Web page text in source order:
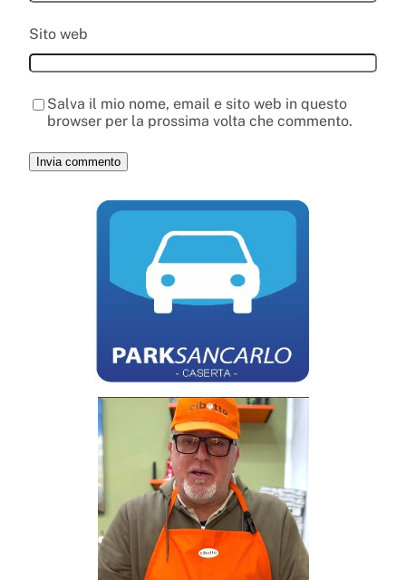
Sito web
Salva il mio nome, email e sito web in questo
browser per la prossima volta che commento.